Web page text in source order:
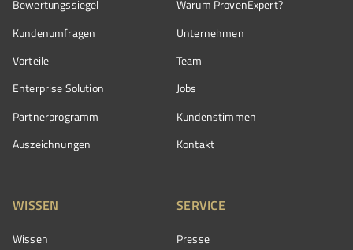
Bewertungssiegel
Kundenumfragen
Vorteile
Enterprise Solution
Partnerprogramm
Auszeichnungen
Warum ProvenExpert?
Unternehmen
Team
Jobs
Kundenstimmen
Kontakt
WISSEN
Wissen
SERVICE
Presse